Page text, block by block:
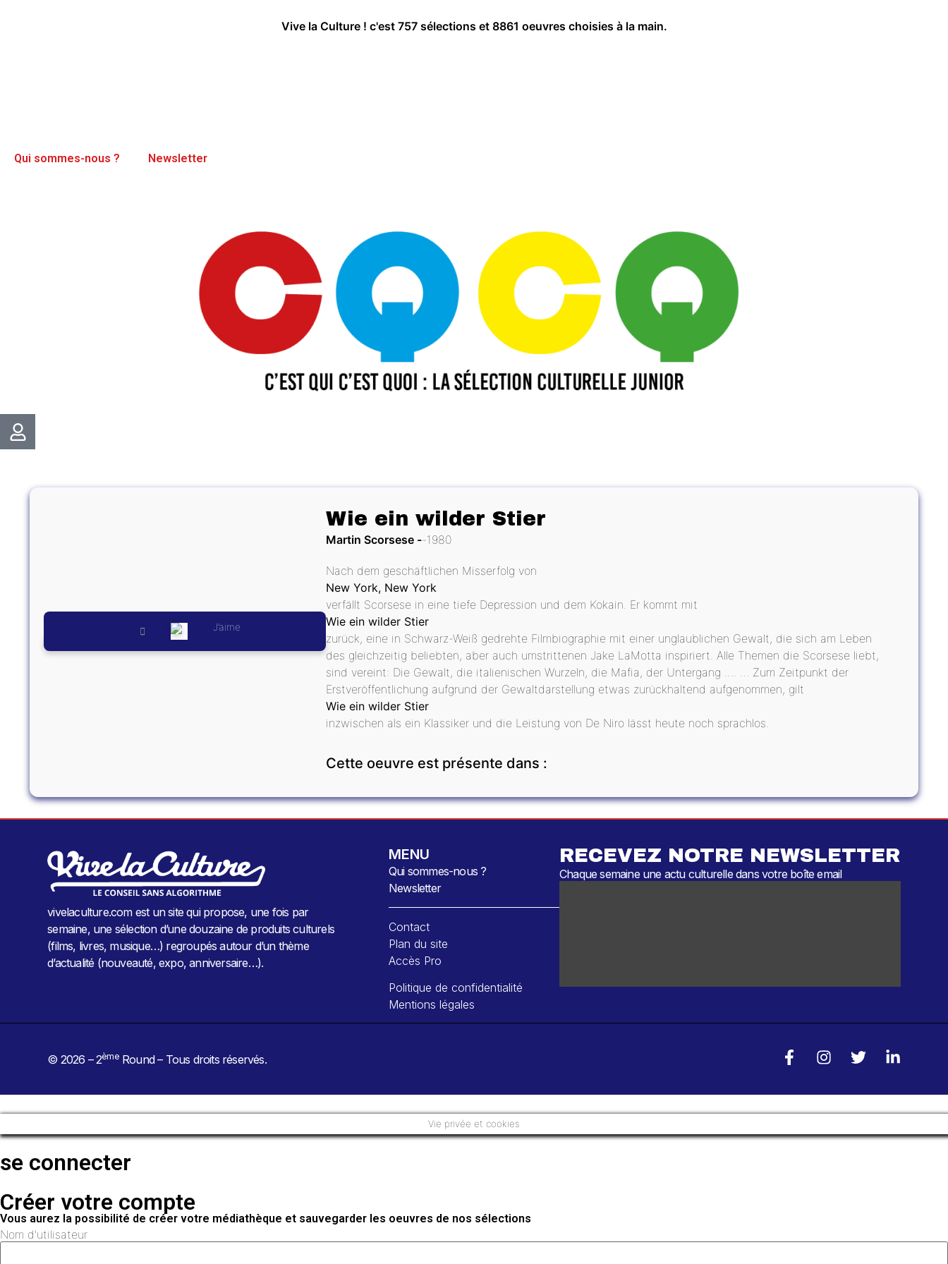
Vive la Culture ! c'est 757 sélections et 8861 oeuvres choisies à la main.
Qui sommes-nous ? Newsletter
J’aime
Wie ein wilder Stier
Martin Scorsese 1980
Nach dem geschäftlichen Misserfolg von
New York, New York
verfällt Scorsese in eine tiefe Depression und dem Kokain. Er kommt mit
Wie ein wilder Stier
zurück, eine in Schwarz-Weiß gedrehte Filmbiographie mit einer unglaublichen Gewalt, die sich am Leben
des gleichzeitig beliebten, aber auch umstrittenen Jake LaMotta inspiriert. Alle Themen die Scorsese liebt,
sind vereint: Die Gewalt, die italienischen Wurzeln, die Mafia, der Untergang …. … Zum Zeitpunkt der
Erstveröffentlichung aufgrund der Gewaltdarstellung etwas zurückhaltend aufgenommen, gilt
Wie ein wilder Stier
inzwischen als ein Klassiker und die Leistung von De Niro lässt heute noch sprachlos.
Cette oeuvre est présente dans :
vivelaculture.com est un site qui propose, une fois par
semaine, une sélection d’une douzaine de produits culturels
(films, livres, musique…) regroupés autour d’un thème
d’actualité (nouveauté, expo, anniversaire…).
MENU
Qui sommes-nous ?
Newsletter
Contact
Plan du site
Accès Pro
Politique de confidentialité
Mentions légales
RECEVEZ NOTRE NEWSLETTER
Chaque semaine une actu culturelle dans votre boîte email
© 2026 – 2èmeRound – Tous droits réservés.
Vie privée et cookies
se connecter
Créer votre compte
Vous aurez la possibilité de créer votre médiathèque et sauvegarder les oeuvres de nos sélections
Nom d'utilisateur